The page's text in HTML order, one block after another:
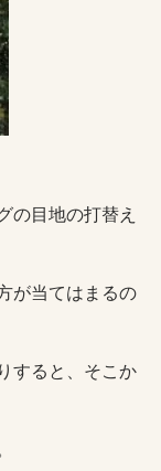
の目地の打替え
が当てはまるの
すると、そこか